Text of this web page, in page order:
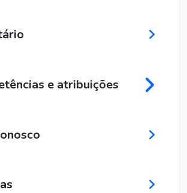
e atribuições